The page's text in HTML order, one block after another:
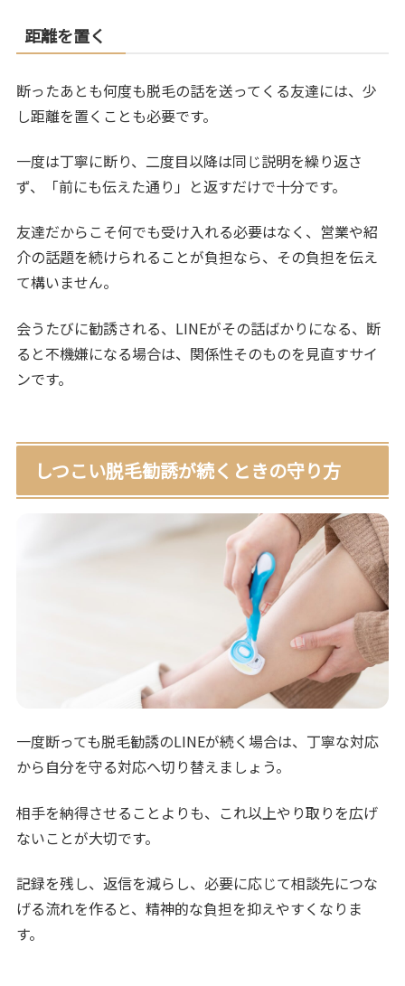
距離を置く
断ったあとも何度も脱毛の話を送ってくる友達には、少
し距離を置くことも必要です。
一度は丁寧に断り、二度目以降は同じ説明を繰り返さ
ず、「前にも伝えた通り」と返すだけで十分です。
友達だからこそ何でも受け入れる必要はなく、営業や紹
介の話題を続けられることが負担なら、その負担を伝え
て構いません。
会うたびに勧誘される、LINEがその話ばかりになる、断
ると不機嫌になる場合は、関係性そのものを見直すサイ
ンです。
しつこい脱毛勧誘が続くときの守り方
一度断っても脱毛勧誘のLINEが続く場合は、丁寧な対応
から自分を守る対応へ切り替えましょう。
相手を納得させることよりも、これ以上やり取りを広げ
ないことが大切です。
記録を残し、返信を減らし、必要に応じて相談先につな
げる流れを作ると、精神的な負担を抑えやすくなりま
す。